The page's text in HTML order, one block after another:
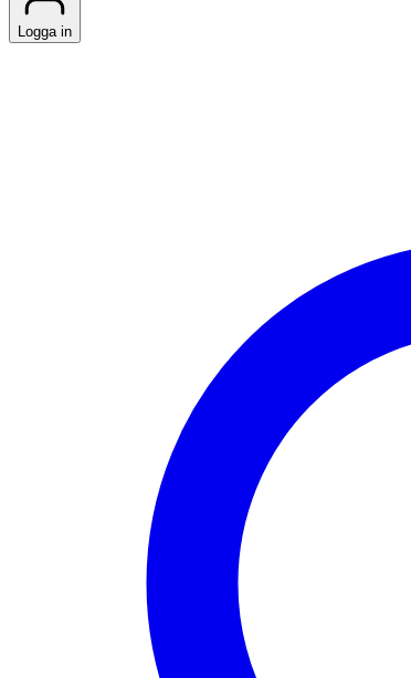
Logga in